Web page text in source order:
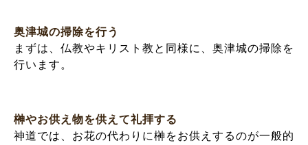
奥津城の掃除を行う
まずは、仏教やキリスト教と同様に、奥津城の掃除を
行います。
榊やお供え物を供えて礼拝する
神道では、お花の代わりに榊をお供えするのが一般的